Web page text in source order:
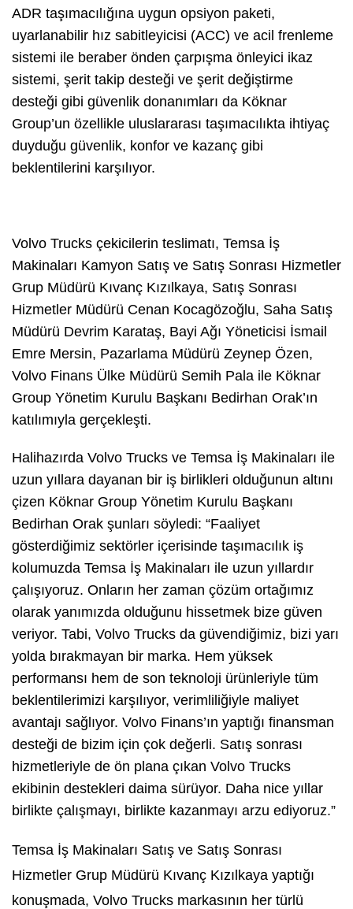
ADR taşımacılığına uygun opsiyon paketi,
uyarlanabilir hız sabitleyicisi (ACC) ve acil frenleme
sistemi ile beraber önden çarpışma önleyici ikaz
sistemi, şerit takip desteği ve şerit değiştirme
desteği gibi güvenlik donanımları da Köknar
Group’un özellikle uluslararası taşımacılıkta ihtiyaç
duyduğu güvenlik, konfor ve kazanç gibi
beklentilerini karşılıyor.
Volvo Trucks çekicilerin teslimatı, Temsa İş
Makinaları Kamyon Satış ve Satış Sonrası Hizmetler
Grup Müdürü Kıvanç Kızılkaya, Satış Sonrası
Hizmetler Müdürü Cenan Kocagözoğlu, Saha Satış
Müdürü Devrim Karataş, Bayi Ağı Yöneticisi İsmail
Emre Mersin, Pazarlama Müdürü Zeynep Özen,
Volvo Finans Ülke Müdürü Semih Pala ile Köknar
Group Yönetim Kurulu Başkanı Bedirhan Orak’ın
katılımıyla gerçekleşti.
Halihazırda Volvo Trucks ve Temsa İş Makinaları ile
uzun yıllara dayanan bir iş birlikleri olduğunun altını
çizen Köknar Group Yönetim Kurulu Başkanı
Bedirhan Orak şunları söyledi: “Faaliyet
gösterdiğimiz sektörler içerisinde taşımacılık iş
kolumuzda Temsa İş Makinaları ile uzun yıllardır
çalışıyoruz. Onların her zaman çözüm ortağımız
olarak yanımızda olduğunu hissetmek bize güven
veriyor. Tabi, Volvo Trucks da güvendiğimiz, bizi yarı
yolda bırakmayan bir marka. Hem yüksek
performansı hem de son teknoloji ürünleriyle tüm
beklentilerimizi karşılıyor, verimliliğiyle maliyet
avantajı sağlıyor. Volvo Finans’ın yaptığı finansman
desteği de bizim için çok değerli. Satış sonrası
hizmetleriyle de ön plana çıkan Volvo Trucks
ekibinin destekleri daima sürüyor. Daha nice yıllar
birlikte çalışmayı, birlikte kazanmayı arzu ediyoruz.”
Temsa İş Makinaları Satış ve Satış Sonrası
Hizmetler Grup Müdürü Kıvanç Kızılkaya yaptığı
konuşmada, Volvo Trucks markasının her türlü